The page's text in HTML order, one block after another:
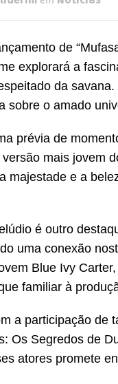
de
explorará a
da
o amado
prévia de
mais jovem
majestade e a
é outro
uma conexão
Blue Ivy
familiar à
a participação de
Os Segredos de
atores promete